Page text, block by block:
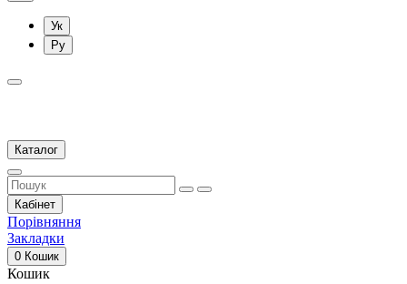
Ук
Ру
Каталог
Кабінет
Порівняння
Закладки
0 Кошик
Кошик